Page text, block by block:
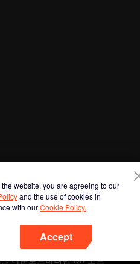
the website, you are agreeing to our
and the use of cookies in
with ourCookie Policy.
Accept
다운로드하려면 QR 코드